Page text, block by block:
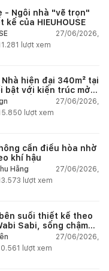
- Ngôi nhà "vẽ trọn"
của HIEUHOUSE
27/06/2026,
lượt xem
Nhà hiện đại 340m² tại
bật với kiến trúc mở
kết nối thiên27/06/2026,
lượt xem
cần điều hòa nhờ
khí hậu
Hằng
27/06/2026,
lượt xem
suối thiết kế theo
Sabi, sống chậm
27/06/2026,
lượt xem